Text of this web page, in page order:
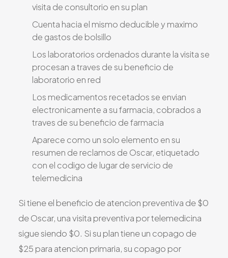
visita de consultorio en su plan
Cuenta hacia el mismo deducible y maximo
de gastos de bolsillo
Los laboratorios ordenados durante la visita se
procesan a traves de su beneficio de
laboratorio en red
Los medicamentos recetados se envian
electronicamente a su farmacia, cobrados a
traves de su beneficio de farmacia
Aparece como un solo elemento en su
resumen de reclamos de Oscar, etiquetado
con el codigo de lugar de servicio de
telemedicina
Si tiene el beneficio de atencion preventiva de $0
de Oscar, una visita preventiva por telemedicina
sigue siendo $0. Si su plan tiene un copago de
$25 para atencion primaria, su copago por